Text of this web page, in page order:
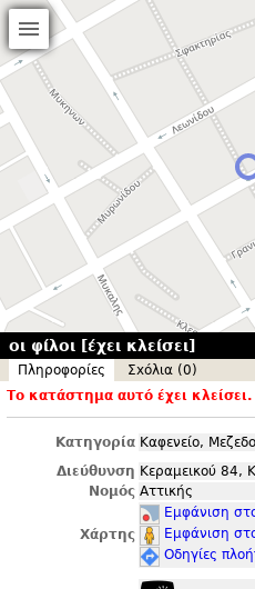
οι φίλοι [έχει κλείσει]
Πληροφορίες
Σxόλια (0)
Το κατάστημα αυτό έχει κλείσει.
Κατηγορία Καφενείο,
Διεύθυνση Κεραμεικού 84,
Νομός Αττικής
Χάρτης
Εμφάνιση
Εμφάνιση
Οδηγίες